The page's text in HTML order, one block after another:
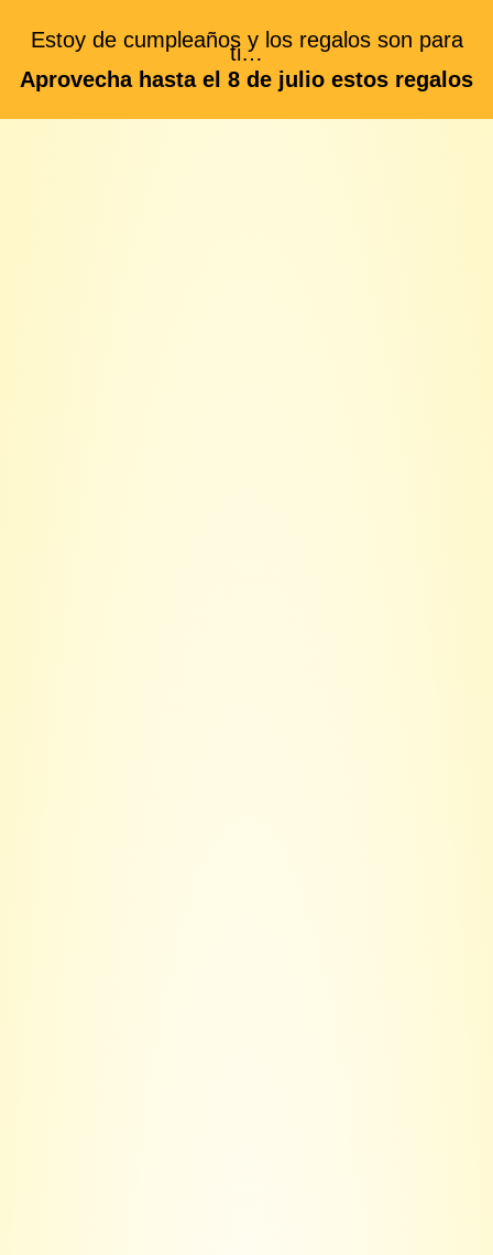
Estoy de cumpleaños y los regalos son para
ti…
Aprovecha hasta el 8 de julio estos regalos